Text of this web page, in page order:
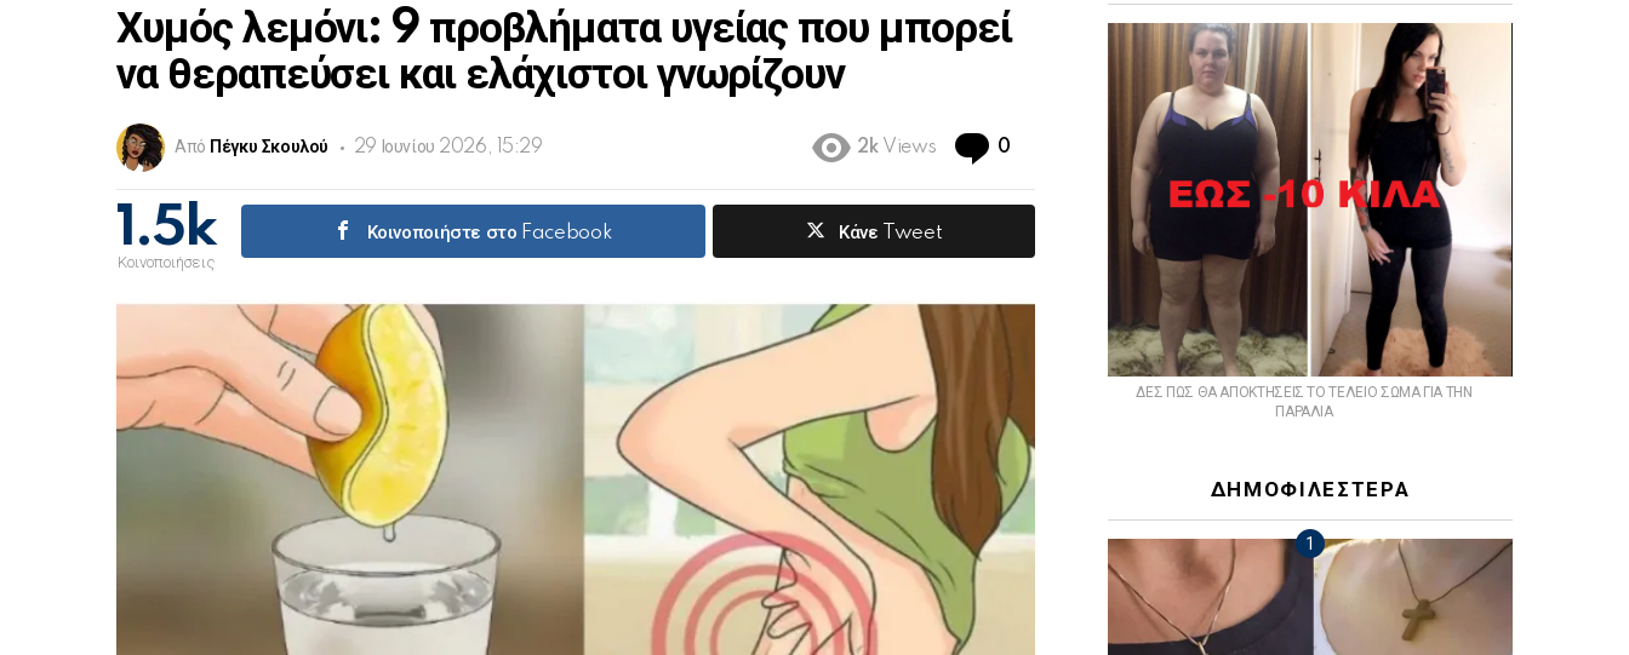
Χυμός λεμόνι: 9 προβλήματα υγείας που μπορεί
να θεραπεύσει και ελάχιστοι γνωρίζουν
Από Πέγκυ Σκουλού 29 Ιουνίου 2026, 15:29 2k Views 0
1.5k
Κοινοποιήσεις
Κοινοποιήστε στο Facebook Κάνε Tweet
ΔΕΣ ΠΩΣ ΘΑ ΑΠΟΚΤΗΣΕΙΣ ΤΟ ΤΕΛΕΙΟ ΣΩΜΑ ΓΙΑ ΤΗΝ
ΠΑΡΑΛΙΑ
ΔΗΜΟΦΙΛΕΣΤΕΡΑ